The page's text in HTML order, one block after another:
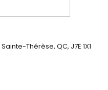
Sainte-Thérèse, QC, J7E 1X1